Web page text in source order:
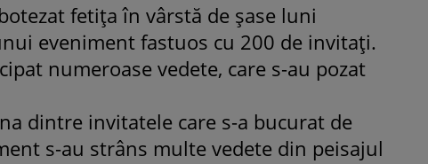
fetiţa în vârstă de şase luni
eveniment fastuos cu 200 de invitaţi.
numeroase vedete, care s-au pozat
dintre invitatele care s-a bucurat de
s-au strâns multe vedete din peisajul
ROMÂNEŞTI VEDETE
Fiica Iuliei Albu și a lui Mihai